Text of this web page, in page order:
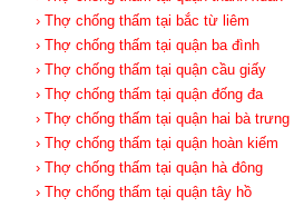
› Thợ chống thấm tại bắc từ liêm
› Thợ chống thấm tại quận ba đình
› Thợ chống thấm tại quận cầu giấy
› Thợ chống thấm tại quận đống đa
› Thợ chống thấm tại quận hai bà trưng
› Thợ chống thấm tại quận hoàn kiếm
› Thợ chống thấm tại quận hà đông
› Thợ chống thấm tại quận tây hồ